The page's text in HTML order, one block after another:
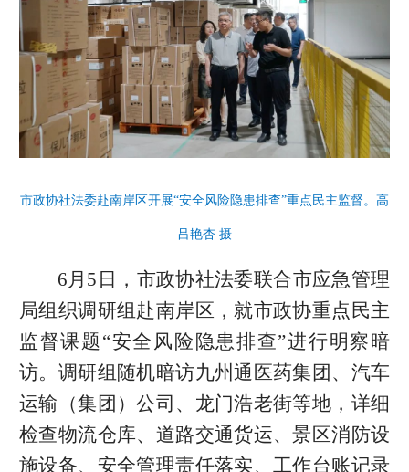
市政协社法委赴南岸区开展“安全风险隐患排查”重点民主监督。高
吕艳杏 摄
6月5日，市政协社法委联合市应急管理
局组织调研组赴南岸区，就市政协重点民主
监督课题“安全风险隐患排查”进行明察暗
访。调研组随机暗访九州通医药集团、汽车
运输（集团）公司、龙门浩老街等地，详细
检查物流仓库、道路交通货运、景区消防设
施设备、安全管理责任落实、工作台账记录